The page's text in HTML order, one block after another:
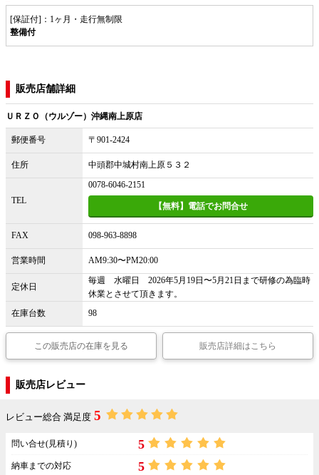
[保証付]：1ヶ月・走行無制限
整備付
販売店舗詳細
ＵＲＺＯ（ウルゾー）沖縄南上原店
郵便番号 〒901-2424
住所 中頭郡中城村南上原５３２
TEL
0078-6046-2151
【無料】電話でお問合せ
FAX 098-963-8898
営業時間 AM9:30〜PM20:00
定休日
毎週 水曜日 2026年5月19日〜5月21日まで研修の為臨時
休業とさせて頂きます。
在庫台数
98
この販売店の在庫を見る 販売店詳細はこちら
販売店レビュー
レビュー総合 満足度 5
問い合せ(見積り) 5
納車までの対応 5